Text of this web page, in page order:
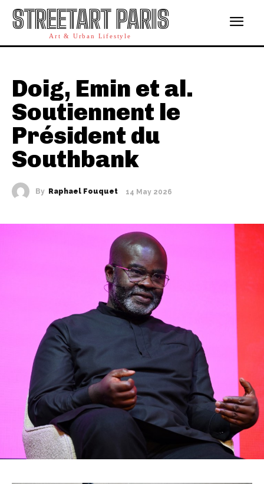
STREETART PARIS
Art & Urban Lifestyle
Doig, Emin et al.
Soutiennent le
Président du
Southbank
By Raphael Fouquet 14 May 2026